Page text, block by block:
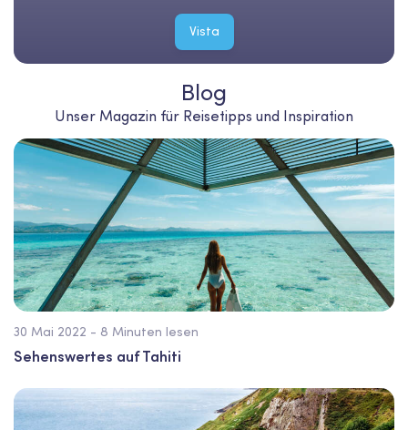
Vista
Blog
Unser Magazin für Reisetipps und Inspiration
30 Mai 2022 - 8 Minuten lesen
Sehenswertes auf Tahiti